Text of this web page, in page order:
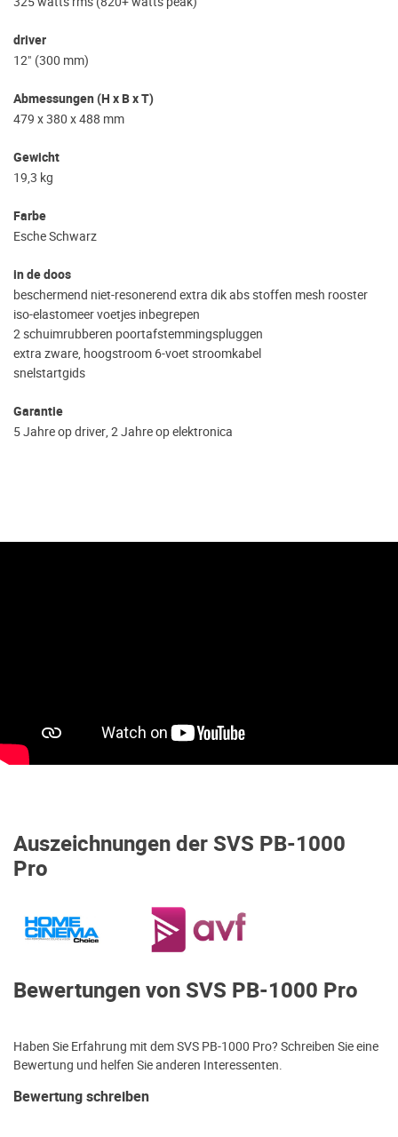
driver
12" (300 mm)
Abmessungen (H x B x T)
479 x 380 x 488 mm
Gewicht
19,3 kg
Farbe
Esche Schwarz
in de doos
beschermend niet-resonerend extra dik abs stoffen mesh rooster
iso-elastomeer voetjes inbegrepen
2 schuimrubberen poortafstemmingspluggen
extra zware, hoogstroom 6-voet stroomkabel
snelstartgids
Garantie
5 Jahre op driver, 2 Jahre op elektronica
Auszeichnungen der SVS PB-1000
Pro
Bewertungen von SVS PB-1000 Pro
Haben Sie Erfahrung mit dem SVS PB-1000 Pro? Schreiben Sie eine
Bewertung und helfen Sie anderen Interessenten.
Bewertung schreiben